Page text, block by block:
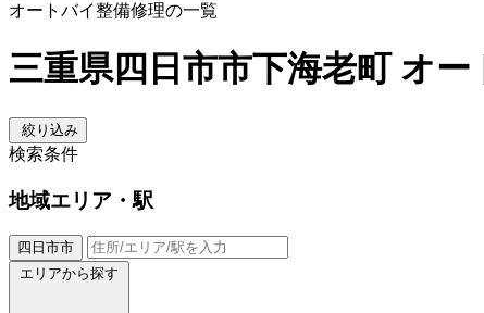
オートバイ整備修理の一覧
三重県四日市市下海老町 オ
絞り込み
検索条件
地域エリア・駅
四日市市
エリアから探す